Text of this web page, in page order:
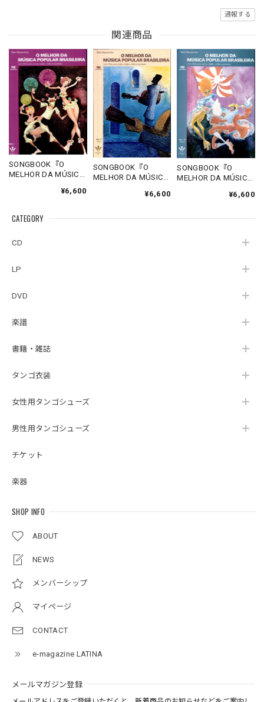
CATEGORY
CD
LP
DVD
楽譜
書籍・雑誌
タンゴ衣装
女性用タンゴシューズ
男性用タンゴシューズ
チケット
楽器
SHOP INFO
ABOUT
NEWS
メンバーシップ
マイページ
CONTACT
e-magazine LATINA
メールマガジン登録
通報する
関連商品
SONGBOOK『O
MELHOR DA MÚSICA
¥6,600
SONGBOOK『O
MELHOR DA MÚSICA
¥6,600
SONGBOOK『O
MELHOR DA MÚSICA
Mascarenhas
¥6,600